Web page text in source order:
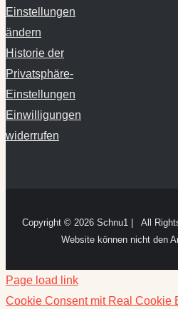
Einstellungen
ändern
Historie der
Privatsphäre-
Einstellungen
Einwilligungen
widerrufen
Copyright © 2026 Schnu1 | All
Website können nicht den
Page load link
Cookie Consent mit Real Cookie